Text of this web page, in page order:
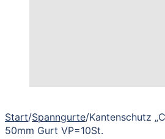
Start/Spanngurte/Kantenschutz
50mm Gurt VP=10St.